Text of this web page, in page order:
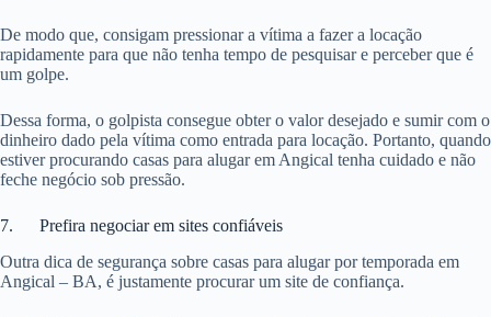
De modo que, consigam pressionar a vítima a fazer a locação
rapidamente para que não tenha tempo de pesquisar e perceber que é
um golpe.
Dessa forma, o golpista consegue obter o valor desejado e sumir com o
dinheiro dado pela vítima como entrada para locação. Portanto, quando
estiver procurando casas para alugar em Angical tenha cuidado e não
feche negócio sob pressão.
7. Prefira negociar em sites confiáveis
Outra dica de segurança sobre casas para alugar por temporada em
Angical – BA, é justamente procurar um site de confiança.